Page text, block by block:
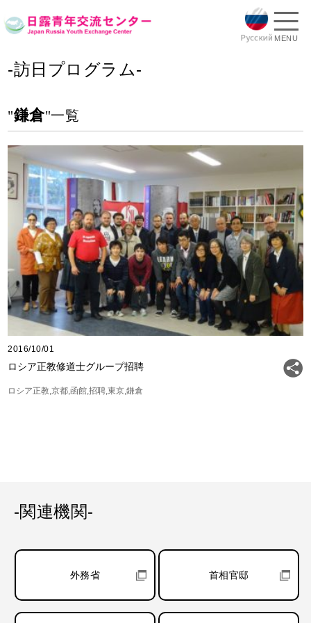
MENU
-訪日プログラム-
"鎌倉"一覧
2016/10/01
ロシア正教修道士グループ招聘
ロシア正教 京都 函館 招聘 東京 鎌倉
-関連機関-
外務省 首相官邸